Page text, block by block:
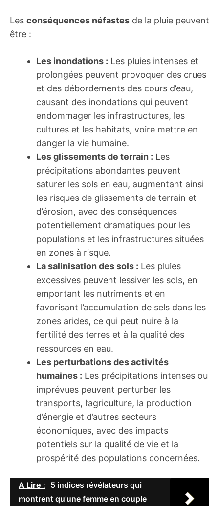
Les conséquences néfastes de la pluie peuvent
être :
Les inondations : Les pluies intenses et
prolongées peuvent provoquer des crues
et des débordements des cours d’eau,
causant des inondations qui peuvent
endommager les infrastructures, les
cultures et les habitats, voire mettre en
danger la vie humaine.
Les glissements de terrain : Les
précipitations abondantes peuvent
saturer les sols en eau, augmentant ainsi
les risques de glissements de terrain et
d’érosion, avec des conséquences
potentiellement dramatiques pour les
populations et les infrastructures situées
en zones à risque.
La salinisation des sols : Les pluies
excessives peuvent lessiver les sols, en
emportant les nutriments et en
favorisant l’accumulation de sels dans les
zones arides, ce qui peut nuire à la
fertilité des terres et à la qualité des
ressources en eau.
Les perturbations des activités
humaines : Les précipitations intenses ou
imprévues peuvent perturber les
transports, l’agriculture, la production
d’énergie et d’autres secteurs
économiques, avec des impacts
potentiels sur la qualité de vie et la
prospérité des populations concernées.
A Lire : 5 indices révélateurs qui
montrent qu'une femme en couple